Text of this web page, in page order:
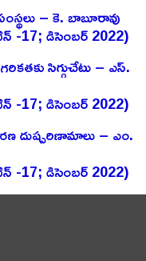
– కె. బాబూరావు
-17; డిసెంబర్ 2022)
సిగ్గుచేటు – ఎస్‌.
-17; డిసెంబర్ 2022)
దుష్పరిణామాలు – ఎం.
-17; డిసెంబర్ 2022)